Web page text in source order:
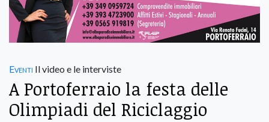
Eventi Il video e le interviste
A Portoferraio la festa delle
Olimpiadi del Riciclaggio